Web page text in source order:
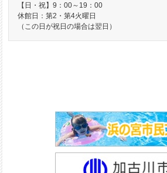
【日・祝】9：00～19：00
休館日：第2・第4火曜日
（この日が祝日の場合は翌日）